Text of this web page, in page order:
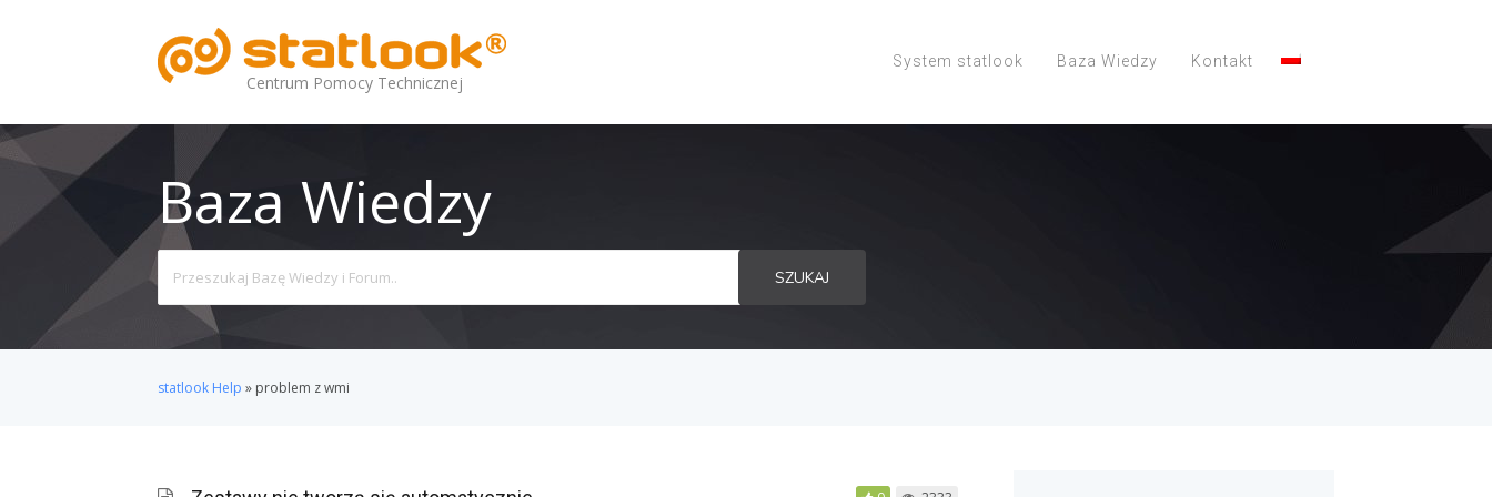
Centrum Pomocy Technicznej
System statlook Baza Wiedzy Kontakt
Baza Wiedzy
For
SZUKAJ
statlook Help » problem z wmi